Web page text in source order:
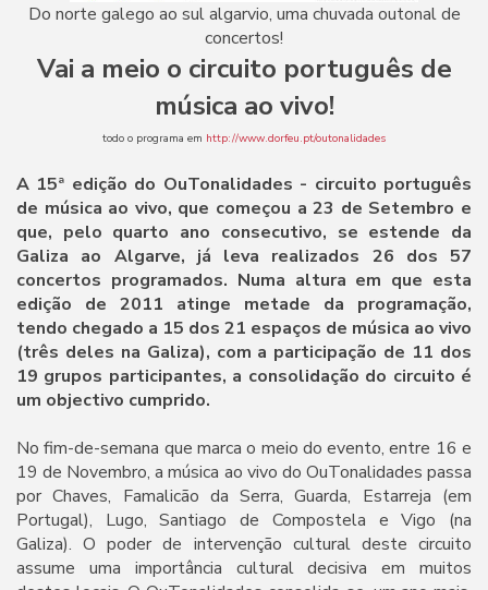
Do norte galego ao sul algarvio, uma chuvada outonal de
concertos!
Vai a meio o circuito português de
música ao vivo!
todo o programa em http://www.dorfeu.pt/outonalidades
A 15ª edição do OuTonalidades - circuito português
de música ao vivo, que começou a 23 de Setembro e
que, pelo quarto ano consecutivo, se estende da
Galiza ao Algarve, já leva realizados 26 dos 57
concertos programados. Numa altura em que esta
edição de 2011 atinge metade da programação,
tendo chegado a 15 dos 21 espaços de música ao vivo
(três deles na Galiza), com a participação de 11 dos
19 grupos participantes, a consolidação do circuito é
um objectivo cumprido.
No fim-de-semana que marca o meio do evento, entre 16 e
19 de Novembro, a música ao vivo do OuTonalidades passa
por Chaves, Famalicão da Serra, Guarda, Estarreja (em
Portugal), Lugo, Santiago de Compostela e Vigo (na
Galiza). O poder de intervenção cultural deste circuito
assume uma importância cultural decisiva em muitos